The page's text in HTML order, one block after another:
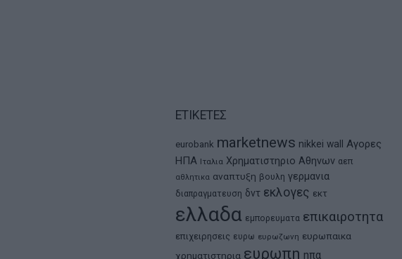
ΕΤΙΚΕΤΕΣ
eurobank marketnews nikkei wall
Αγορες
ΗΠΑ Ιταλια Χρηματιστηριο Αθηνων αεπ
αθλητικα αναπτυξη βουλη γερμανια
διαπραγματευση δντ εκλογες εκτ
ελλαδα εμπορευματα επικαιροτητα
επιχειρησεις ευρω ευρωζωνη ευρωπαικα
χρηματιστηρια ευρωπη ηπα